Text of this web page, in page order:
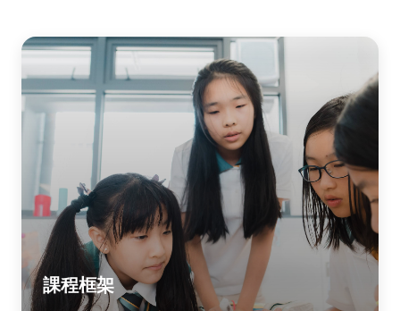
課程框架